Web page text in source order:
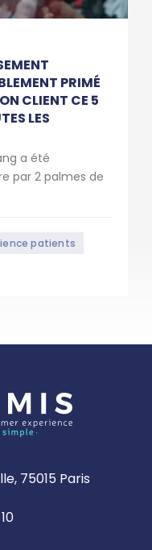
PRIMÉ
CLIENT CE 5
LES
a été
par 2 palmes de
patients
75015 Paris